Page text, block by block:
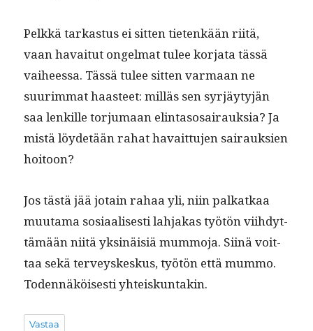
Pelkkä tarkas­tus ei sit­ten tietenkään riitä,
vaan havaitut ongel­mat tulee kor­ja­ta tässä
vai­heessa. Tässä tulee sit­ten var­maan ne
suurim­mat haas­teet: mil­läs sen syr­jäy­tyjän
saa lenkille tor­ju­maan elin­ta­so­sairauk­sia? Ja
mis­tä löy­de­tään rahat havait­tu­jen sairauk­sien
hoitoon?
Jos tästä jää jotain rahaa yli, niin palkatkaa
muu­ta­ma sosi­aalis­es­ti lah­jakas työtön viihdyt­
tämään niitä yksinäisiä mum­mo­ja. Siinä voit­
taa sekä ter­veyskeskus, työtön että mum­mo.
Toden­näköis­es­ti yhteiskuntakin.
Vastaa